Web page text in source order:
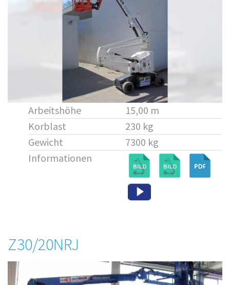
Arbeitshöhe
15,00 m
Korblast
230 kg
Gewicht
7300 kg
Informationen
Z30/20NRJ